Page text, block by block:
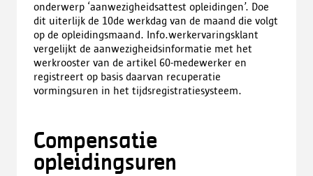
onderwerp ‘aanwezigheidsattest opleidingen’. Doe
dit uiterlijk de 10de werkdag van de maand die volgt
op de opleidingsmaand. Info.werkervaringsklant
vergelijkt de aanwezigheidsinformatie met het
werkrooster van de artikel 60-medewerker en
registreert op basis daarvan recuperatie
vormingsuren in het tijdsregistratiesysteem.
Compensatie
opleidingsuren